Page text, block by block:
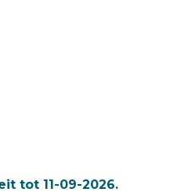
tot 11-09-2026.